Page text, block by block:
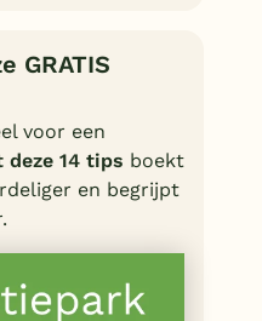
GRATIS
voor een
deze 14 tips boekt
en begrijpt